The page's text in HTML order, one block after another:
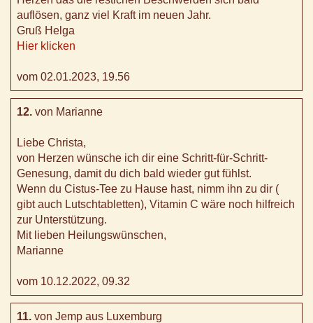
auflösen, ganz viel Kraft im neuen Jahr.
Gruß Helga
Hier klicken
vom 02.01.2023, 19.56
12. von Marianne
Liebe Christa,
von Herzen wünsche ich dir eine Schritt-für-Schritt-
Genesung, damit du dich bald wieder gut fühlst.
Wenn du Cistus-Tee zu Hause hast, nimm ihn zu dir (
gibt auch Lutschtabletten), Vitamin C wäre noch hilfreich
zur Unterstützung.
Mit lieben Heilungswünschen,
Marianne
vom 10.12.2022, 09.32
11. von Jemp aus Luxemburg